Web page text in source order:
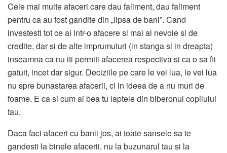
Cele mai multe afaceri care dau faliment, dau faliment
pentru ca au fost gandite din „lipsa de bani”. Cand
investesti tot ce ai intr-o afacere si mai ai nevoie si de
credite, dar si de alte imprumuturi (in stanga si in dreapta)
inseamna ca nu iti permiti afacerea respectiva si ca o sa fii
gatuit, incet dar sigur. Deciziile pe care le vei lua, le vei lua
nu spre bunastarea afacerii, ci in ideea de a nu muri de
foame. E ca si cum ai bea tu laptele din biberonul copilului
tau.
Daca faci afaceri cu banii jos, ai toate sansele sa te
gandesti la binele afacerii, nu la buzunarul tau si la